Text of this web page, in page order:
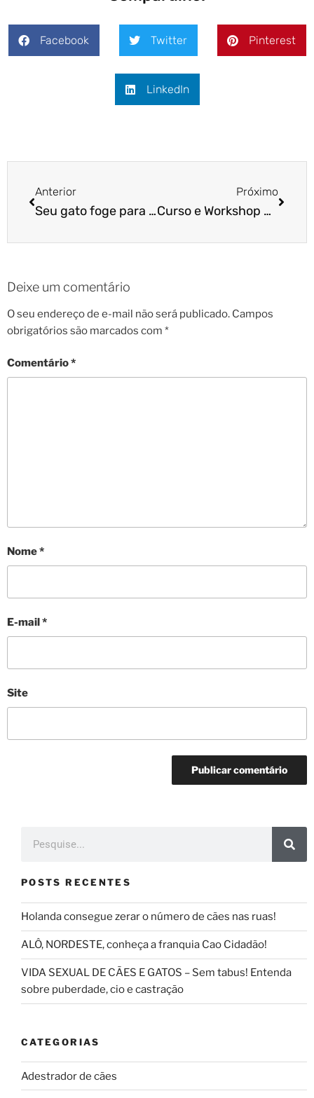
Facebook Twitter Pinterest
LinkedIn
Anterior
Seu gato foge para debaixo da cama quando alguém te visita?
Próximo
Curso e Workshop de Comportamento Canino!
Deixe um comentário
O seu endereço de e-mail não será publicado. Campos
obrigatórios são marcados com *
Comentário*
Nome*
E-mail*
Site
POSTS RECENTES
Holanda consegue zerar o número de cães nas ruas!
ALÔ, NORDESTE, conheça a franquia Cao Cidadão!
VIDA SEXUAL DE CÃES E GATOS – Sem tabus! Entenda
sobre puberdade, cio e castração
CATEGORIAS
Adestrador de cães